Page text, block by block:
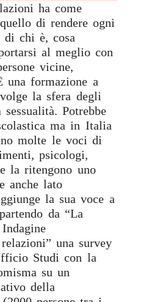
ha come
di rendere ogni
di chi è, cosa
al meglio con
vicine,
una formazione a
la sfera degli
Potrebbe
ma in Italia
molte le voci di
psicologi,
la ritengono uno
anche lato
la sua voce a
da “La
una survey
Studi con la
su un
della